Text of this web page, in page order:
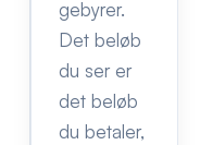
gebyrer.
Det beløb
du ser er
det beløb
du betaler,